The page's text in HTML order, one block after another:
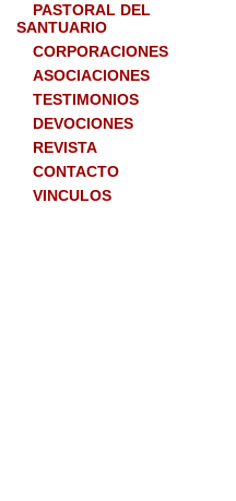
PASTORAL DEL
SANTUARIO
CORPORACIONES
ASOCIACIONES
TESTIMONIOS
DEVOCIONES
REVISTA
CONTACTO
VINCULOS